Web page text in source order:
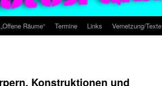
Räume“ Termine Links Vernetzung/Texte
Konstruktionen und